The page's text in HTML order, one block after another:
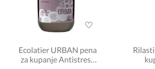
Ecolatier URBAN pena
za kupanje Antistress